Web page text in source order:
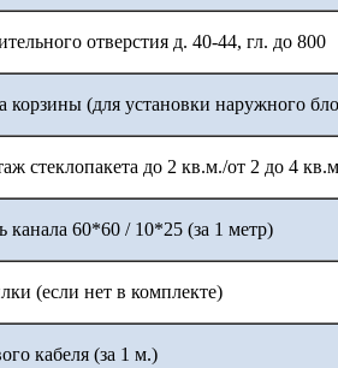
отверстия д. 40-44, гл. до 800
корзины (для установки наружного
стеклопакета до 2 кв.м./от 2 до 4
канала 60*60 / 10*25 (за 1 метр)
(если нет в комплекте)
кабеля (за 1 м.)